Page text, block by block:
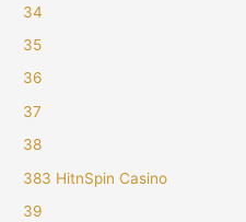
34
35
36
37
38
383 HitnSpin Casino
39